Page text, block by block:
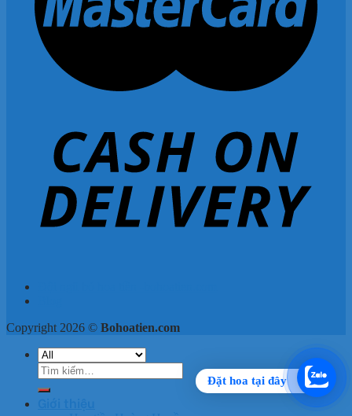
Copyright 2026 © Bohoatien.com
Tìm
kiếm:
Đặt hoa tại đây